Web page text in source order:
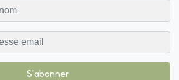
S'abonner